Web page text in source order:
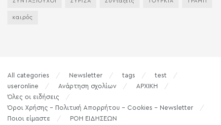
καιρός
All categories Newsletter tags
test
useronline
Ανάρτηση σχολίων
ΑΡΧΙΚΗ
Όλες οι ειδήσεις
Όροι Χρήσης – Πολιτική Απορρήτου – Cookies – Newsletter
Ποιοι είμαστε
ΡΟΗ ΕΙΔΗΣΕΩΝ